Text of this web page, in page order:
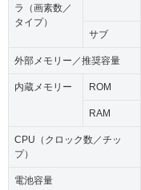
ラ（画素数／
タイプ）
サブ
外部メモリー／推奨容量
内蔵メモリー ROM
RAM
CPU（クロック数／チッ
プ）
電池容量